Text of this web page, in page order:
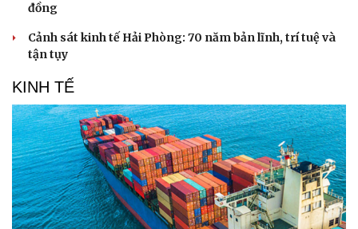
Săn Tour
Kể chuyện cho bé
đồng
Cảnh sát kinh tế Hải Phòng: 70 năm bản lĩnh, trí tuệ và
tận tụy
KINH TẾ